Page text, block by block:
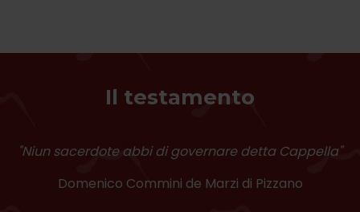
Il testamento
"Niun sacerdote abbi di governare detta Cappella"
Domenico Commini de Marzi di Pizzano